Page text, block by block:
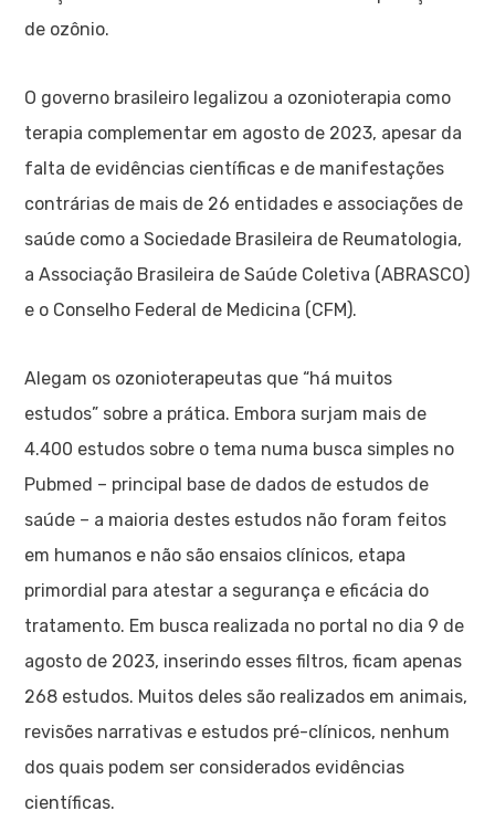
de ozônio.
O governo brasileiro legalizou a ozonioterapia como
terapia complementar em agosto de 2023, apesar da
falta de evidências científicas e de manifestações
contrárias de mais de 26 entidades e associações de
saúde como a Sociedade Brasileira de Reumatologia,
a Associação Brasileira de Saúde Coletiva (ABRASCO)
e o Conselho Federal de Medicina (CFM).
Alegam os ozonioterapeutas que “há muitos
estudos” sobre a prática. Embora surjam mais de
4.400 estudos sobre o tema numa busca simples no
Pubmed – principal base de dados de estudos de
saúde – a maioria destes estudos não foram feitos
em humanos e não são ensaios clínicos, etapa
primordial para atestar a segurança e eficácia do
tratamento. Em busca realizada no portal no dia 9 de
agosto de 2023, inserindo esses filtros, ficam apenas
268 estudos. Muitos deles são realizados em animais,
revisões narrativas e estudos pré-clínicos, nenhum
dos quais podem ser considerados evidências
científicas.